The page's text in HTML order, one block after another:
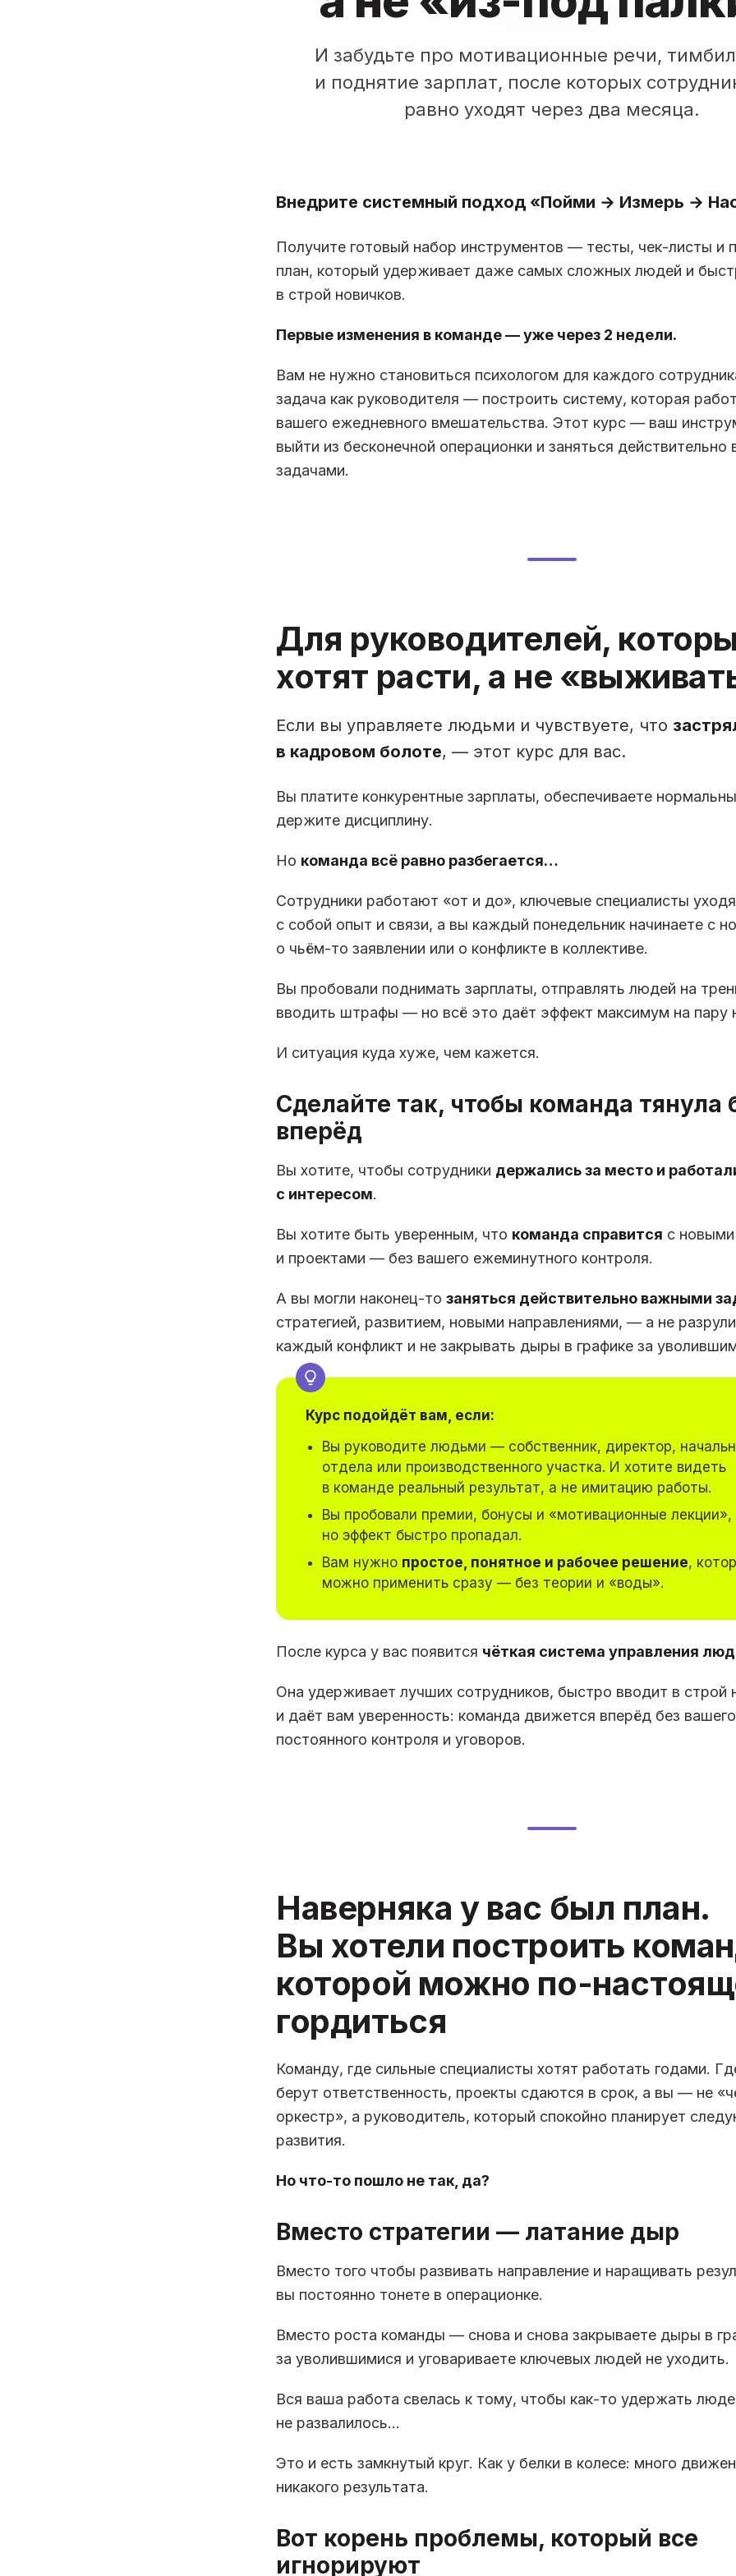
И забудьте про мотивационные речи,
и поднятие зарплат, после которых
равно уходят через два месяца.
Внедрите системный подход «Пойми → Измерь →
Получите готовый набор инструментов — тесты, чек-листы и
план, который удерживает даже самых сложных людей и
в строй новичков.
Первые изменения в команде — уже через 2 недели.
Вам не нужно становиться психологом для каждого
задача как руководителя — построить систему, которая
вашего ежедневного вмешательства. Этот курс — ваш
выйти из бесконечной операционки и заняться
задачами.
Для руководителей,
хотят расти, а не
Если вы управляете людьми и чувствуете, что
в кадровом болоте, — этот курс для вас.
Вы платите конкурентные зарплаты, обеспечиваете
держите дисциплину.
Но команда всё равно разбегается…
Сотрудники работают «от и до», ключевые специалисты
с собой опыт и связи, а вы каждый понедельник начинаете с
о чьём-то заявлении или о конфликте в коллективе.
Вы пробовали поднимать зарплаты, отправлять людей на
вводить штрафы — но всё это даёт эффект максимум на пару
И ситуация куда хуже, чем кажется.
Сделайте так, чтобы команда тянула
вперёд
Вы хотите, чтобы сотрудники держались за место и
с интересом.
Вы хотите быть уверенным, что команда справится с
и проектами — без вашего ежеминутного контроля.
А вы могли наконец-то заняться действительно важными
стратегией, развитием, новыми направлениями, — а не
каждый конфликт и не закрывать дыры в графике за
Курс подойдёт вам, если:
Вы руководите людьми — собственник, директор,
отдела или производственного участка. И хотите видеть
в команде реальный результат, а не имитацию работы.
Вы пробовали премии, бонусы и «мотивационные лекции»,
но эффект быстро пропадал.
Вам нужно простое, понятное и рабочее решение,
можно применить сразу — без теории и «воды».
После курса у вас появится чёткая система управления
Она удерживает лучших сотрудников, быстро вводит в строй
и даёт вам уверенность: команда движется вперёд без вашего
постоянного контроля и уговоров.
Наверняка у вас был план.
Вы хотели построить
которой можно по-
гордиться
Команду, где сильные специалисты хотят работать годами.
берут ответственность, проекты сдаются в срок, а вы — не
оркестр», а руководитель, который спокойно планирует
развития.
Но что-то пошло не так, да?
Вместо стратегии — латание дыр
Вместо того чтобы развивать направление и наращивать
вы постоянно тонете в операционке.
Вместо роста команды — снова и снова закрываете дыры в
за уволившимися и уговариваете ключевых людей не уходить.
Вся ваша работа свелась к тому, чтобы как-то удержать
не развалилось…
Это и есть замкнутый круг. Как у белки в колесе: много
никакого результата.
Вот корень проблемы, который все
игнорируют